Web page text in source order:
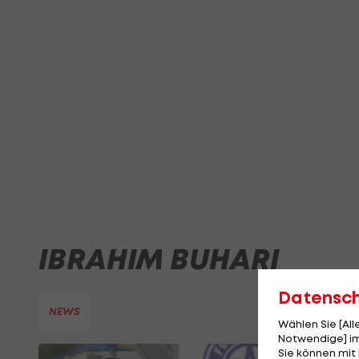
IBRAHIM BUHARI
NEWS
Wählen Sie
Notwendige]
Sie können